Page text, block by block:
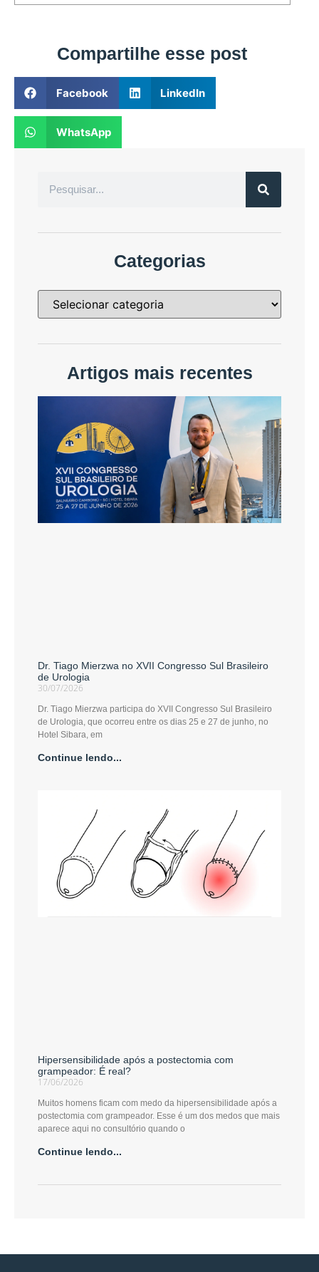
Compartilhe esse post
Facebook LinkedIn
WhatsApp
Categorias
Artigos mais recentes
Dr. Tiago Mierzwa no XVII Congresso Sul Brasileiro
de Urologia
30/07/2026
Dr. Tiago Mierzwa participa do XVII Congresso Sul Brasileiro
de Urologia, que ocorreu entre os dias 25 e 27 de junho, no
Hotel Sibara, em
Continue lendo...
Hipersensibilidade após a postectomia com
grampeador: É real?
17/06/2026
Muitos homens ficam com medo da hipersensibilidade após a
postectomia com grampeador. Esse é um dos medos que mais
aparece aqui no consultório quando o
Continue lendo...